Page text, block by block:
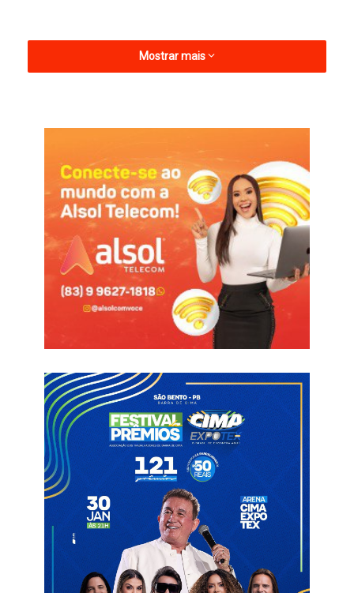
A Coordenação Estadual confirmou a presença de outros
motoclubes no evento como: Cajazeiras, Sousa, Patos,
Monteiro, João Pessoa, Cabedelo e São Bento.
O encontro dos Bodes ocorreu na Loja Maçônica União
Catoleense, já que os Bodes do Asfalto são grupos
paramaçônicos.
Essa passagem de bandeira marca o evento principal que se
chama Abraçando a Paraíba 2026 que ocorre pelo sétimo ano,
envolvendo os motoclubes. A subsede de Catolé do Rocha
agora fará a entrega aos irmãos de Araruna nesse início de
junho, na região do Curimataú.
Mostrar mais